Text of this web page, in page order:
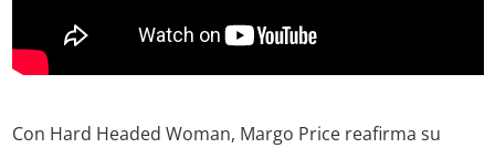
Con Hard Headed Woman, Margo Price reafirma su